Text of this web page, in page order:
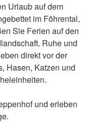
Urlaub auf dem
im Föhrental,
Sie Ferien auf den
Ruhe und
direkt vor der
Hasen, Katzen und
und erleben